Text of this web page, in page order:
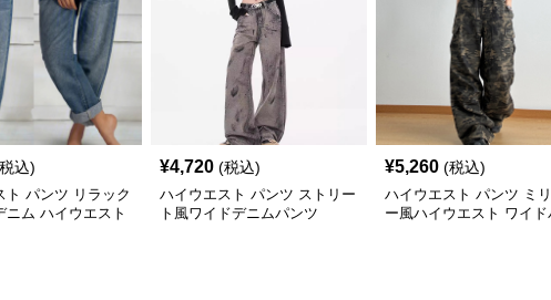
込)
ト パンツ リラック
ニム ハイウエスト
¥4,720 (税込)
ハイウエスト パンツ ストリー
ト風ワイドデニムパンツ
¥5,260 (税込)
ハイウエスト パンツ ミ
ー風ハイウエスト ワイド